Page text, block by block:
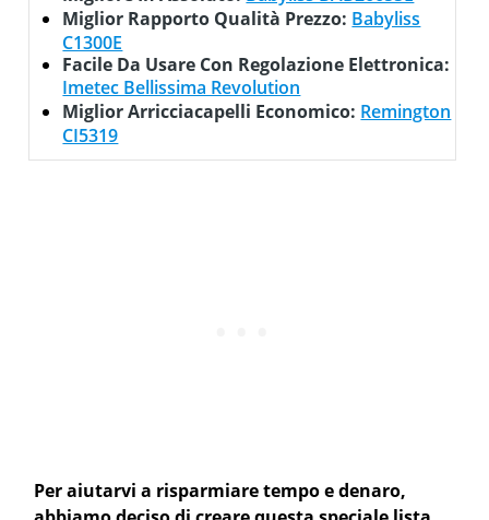
Miglior Rapporto Qualità Prezzo: Babyliss
C1300E
Facile Da Usare Con Regolazione Elettronica:
Imetec Bellissima Revolution
Miglior Arricciacapelli Economico: Remington
CI5319
Per aiutarvi a risparmiare tempo e denaro,